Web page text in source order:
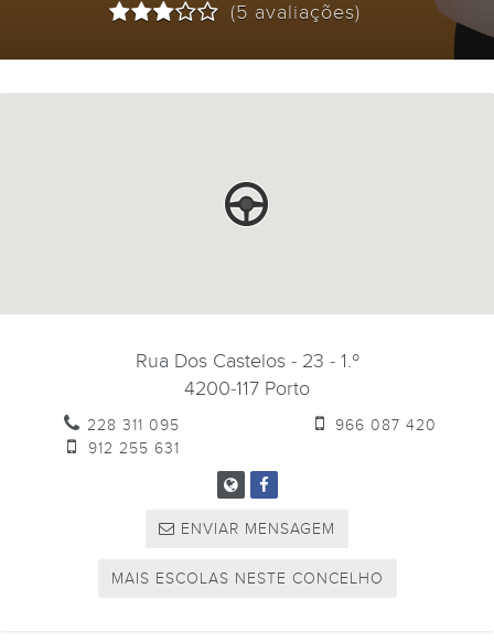
(5 avaliações)
Rua Dos Castelos - 23 - 1.º
4200-117 Porto
228 311 095
966 087 420
912 255 631
ENVIAR MENSAGEM
MAIS ESCOLAS NESTE CONCELHO